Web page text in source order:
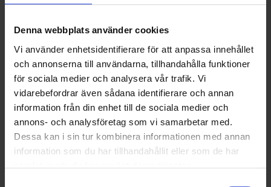
Denna webbplats använder cookies
Vi använder enhetsidentifierare för att anpassa innehållet
och annonserna till användarna, tillhandahålla funktioner
för sociala medier och analysera vår trafik. Vi
vidarebefordrar även sådana identifierare och annan
information från din enhet till de sociala medier och
annons- och analysföretag som vi samarbetar med.
Dessa kan i sin tur kombinera informationen med annan
information som du har tillhandahållit eller som de har
samlat in när du har använt deras tjänster.
Arvostelut
Saatat myös tarvita